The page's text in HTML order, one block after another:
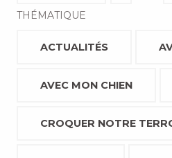
THÉMATIQUE
ACTUALITÉS
AVEC MON CHIEN
CROQUER NOTRE